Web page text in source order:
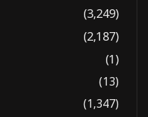
(3,249)
(2,187)
(1)
(13)
(1,347)